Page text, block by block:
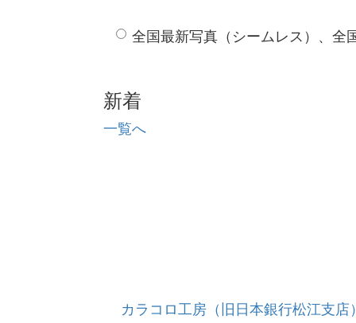
全国最新写真（シームレス）、全
新着
一覧へ
カラコロ工房（旧日本銀行松江支店